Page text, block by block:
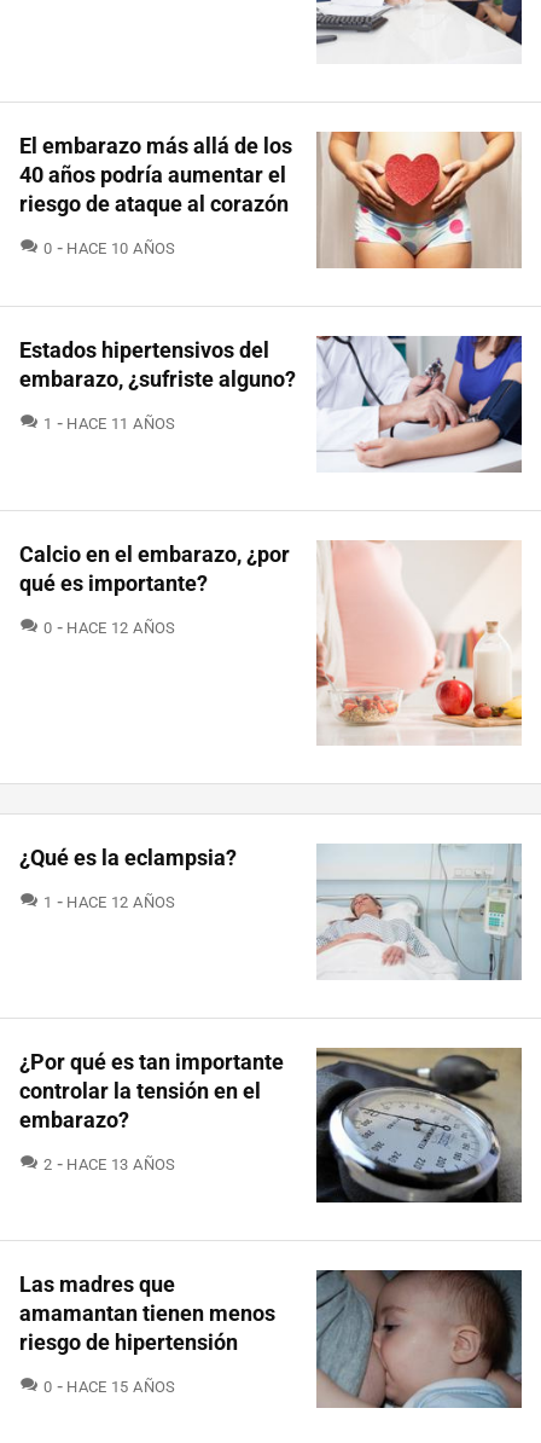
El embarazo más allá de los
40 años podría aumentar el
riesgo de ataque al corazón
0 COMENTARIOS
HACE 10 AÑOS
Estados hipertensivos del
embarazo, ¿sufriste alguno?
1 COMENTARIOS
HACE 11 AÑOS
Calcio en el embarazo, ¿por
qué es importante?
0 COMENTARIOS
HACE 12 AÑOS
¿Qué es la eclampsia?
1 COMENTARIOS
HACE 12 AÑOS
¿Por qué es tan importante
controlar la tensión en el
embarazo?
2 COMENTARIOS
HACE 13 AÑOS
Las madres que
amamantan tienen menos
riesgo de hipertensión
0 COMENTARIOS
HACE 15 AÑOS